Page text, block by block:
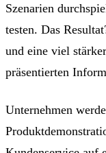
Szenarien
testen. Das
und eine viel
präsentierten
Unternehmen